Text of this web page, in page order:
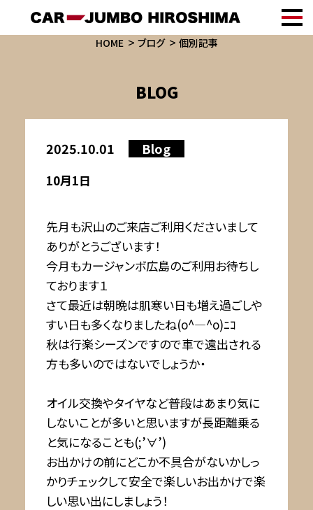
HOME ブログ 個別記事
BLOG
2025.10.01 Blog
10月1日
先月も沢山のご来店ご利用くださいまして
ありがとうございます！
今月もカージャンボ広島のご利用お待ちし
ております１
さて最近は朝晩は肌寒い日も増え過ごしや
すい日も多くなりましたね(o^―^o)ﾆｺ
秋は行楽シーズンですので車で遠出される
方も多いのではないでしょうか・
オイル交換やタイヤなど普段はあまり気に
しないことが多いと思いますが長距離乗る
と気になることも(;’∀’)
お出かけの前にどこか不具合がないかしっ
かりチェックして安全で楽しいお出かけで楽
しい思い出にしましょう！